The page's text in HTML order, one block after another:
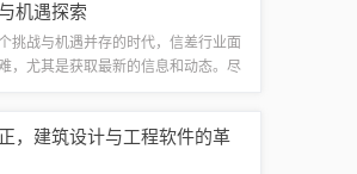
机遇探索
挑战与机遇并存的时代，信差行业面
，尤其是获取最新的信息和动态。尽
服务质量的要求。这是一个充满...
，建筑设计与工程软件的革